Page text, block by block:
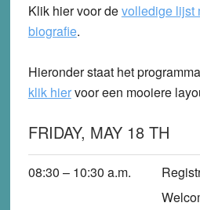
Klik hier voor devolledige lijst
biografie.
Hieronder staat het
klik hiervoor een mooiere
FRIDAY, MAY 18 TH
08:30 – 10:30 a.m.